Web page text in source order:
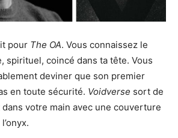
pour The OA. Vous connaissez le
spirituel, coincé dans ta tête. Vous
deviner que son premier
en toute sécurité. Voidverse sort de
dans votre main avec une couverture